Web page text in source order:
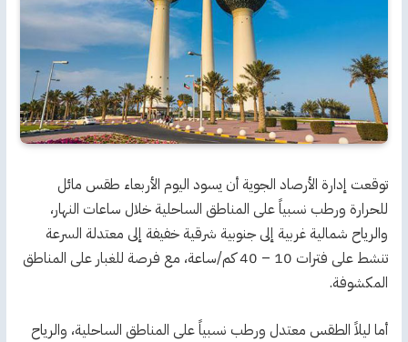
توقعت إدارة الأرصاد الجوية أن يسود اليوم الأربعاء طقس مائل
للحرارة ورطب نسبياً على المناطق الساحلية خلال ساعات النهار،
والرياح شمالية غربية إلى جنوبية شرقية خفيفة إلى معتدلة السرعة
تنشط على فترات 10 – 40 كم/ساعة، مع فرصة للغبار على المناطق
المكشوفة.
أما ليلاً الطقس معتدل ورطب نسبياً على المناطق الساحلية، والرياح